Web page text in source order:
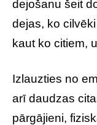
dejošanu šeit
dejas, ko
kaut ko citiem,
Izlauzties no
arī daudzas
pārgājieni,